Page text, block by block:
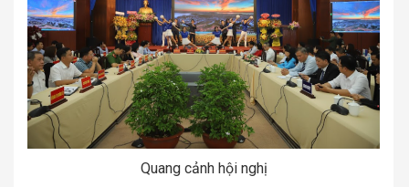
Quang cảnh hội nghị